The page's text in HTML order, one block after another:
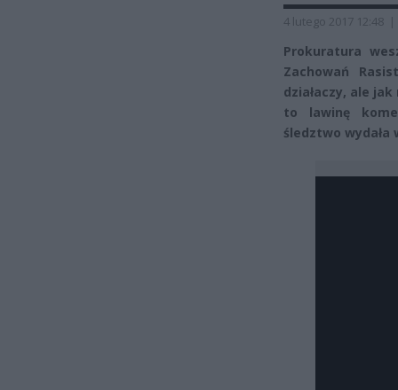
4 lutego 2017 12:48 |
Prokuratura
Zachowań
działaczy, ale
to lawinę
śledztwo